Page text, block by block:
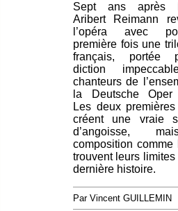
Sept ans après
Aribert Reimann
l’opéra avec
première fois une
français, portée
diction
chanteurs de
la Deutsche Oper
Les deux
créent une vraie
d’angoisse,
composition comme
trouvent leurs limites
dernière histoire.
Par Vincent GUILLEMIN